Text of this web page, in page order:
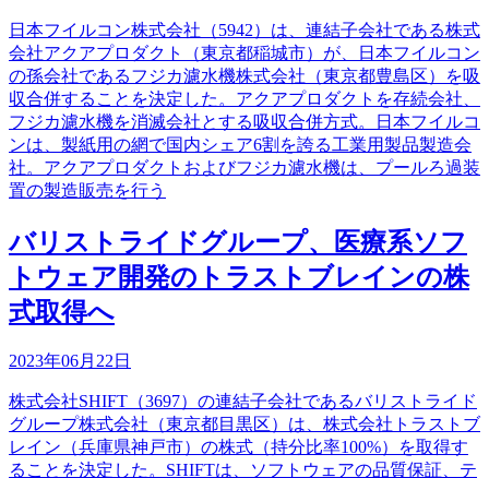
日本フイルコン株式会社（5942）は、連結子会社である株式
会社アクアプロダクト（東京都稲城市）が、日本フイルコン
の孫会社であるフジカ濾水機株式会社（東京都豊島区）を吸
収合併することを決定した。アクアプロダクトを存続会社、
フジカ濾水機を消滅会社とする吸収合併方式。日本フイルコ
ンは、製紙用の網で国内シェア6割を誇る工業用製品製造会
社。アクアプロダクトおよびフジカ濾水機は、プールろ過装
置の製造販売を行う
バリストライドグループ、医療系ソフ
トウェア開発のトラストブレインの株
式取得へ
2023年06月22日
株式会社SHIFT（3697）の連結子会社であるバリストライド
グループ株式会社（東京都目黒区）は、株式会社トラストブ
レイン（兵庫県神戸市）の株式（持分比率100%）を取得す
ることを決定した。SHIFTは、ソフトウェアの品質保証、テ